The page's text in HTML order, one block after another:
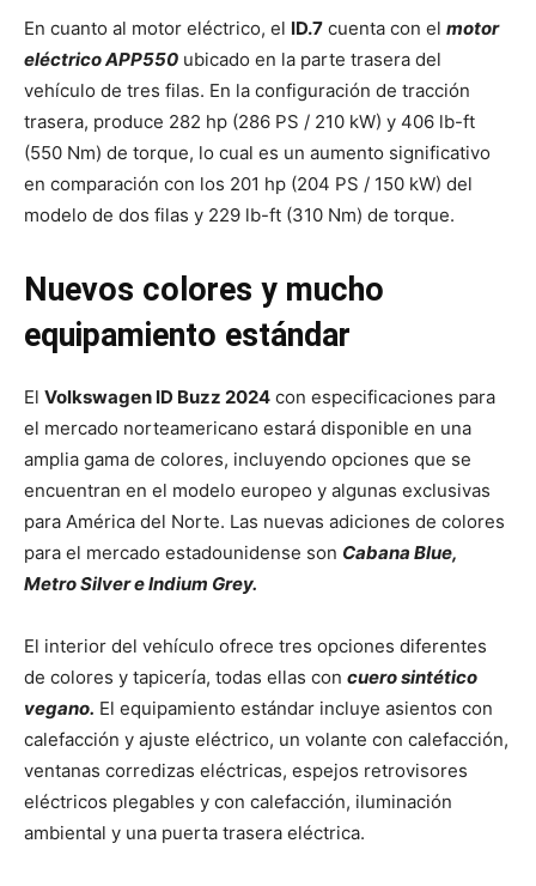
En cuanto al motor eléctrico, el ID.7 cuenta con el motor
eléctrico APP550 ubicado en la parte trasera del
vehículo de tres filas. En la configuración de tracción
trasera, produce 282 hp (286 PS / 210 kW) y 406 lb-ft
(550 Nm) de torque, lo cual es un aumento significativo
en comparación con los 201 hp (204 PS / 150 kW) del
modelo de dos filas y 229 lb-ft (310 Nm) de torque.
Nuevos colores y mucho
equipamiento estándar
El Volkswagen ID Buzz 2024 con especificaciones para
el mercado norteamericano estará disponible en una
amplia gama de colores, incluyendo opciones que se
encuentran en el modelo europeo y algunas exclusivas
para América del Norte. Las nuevas adiciones de colores
para el mercado estadounidense son Cabana Blue,
Metro Silver e Indium Grey.
El interior del vehículo ofrece tres opciones diferentes
de colores y tapicería, todas ellas con cuero sintético
vegano. El equipamiento estándar incluye asientos con
calefacción y ajuste eléctrico, un volante con calefacción,
ventanas corredizas eléctricas, espejos retrovisores
eléctricos plegables y con calefacción, iluminación
ambiental y una puerta trasera eléctrica.